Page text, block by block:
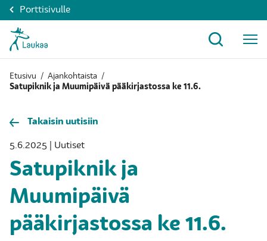
Porttisivulle
Etusivu / Ajankohtaista /
Satupiknik ja Muumipäivä pääkirjastossa ke 11.6.
Takaisin uutisiin
5.6.2025 | Uutiset
Satupiknik ja
Muumipäivä
pääkirjastossa ke 11.6.